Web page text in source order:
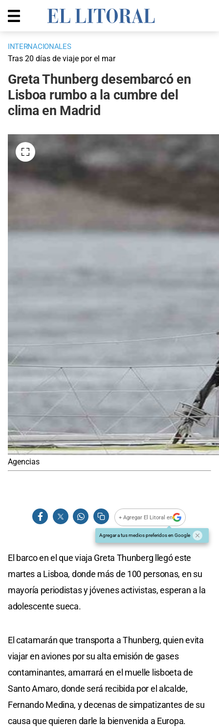
INTERNACIONALES
Tras 20 días de viaje por el mar
Greta Thunberg desembarcó en
Lisboa rumbo a la cumbre del
clima en Madrid
Agencias
+ Agregar El Litoral en
Agregar a tus medios preferidos en Google
El barco en el que viaja Greta Thunberg llegó este
martes a Lisboa, donde más de 100 personas, en su
mayoría periodistas y jóvenes activistas, esperan a la
adolescente sueca.
El catamarán que transporta a Thunberg, quien evita
viajar en aviones por su alta emisión de gases
contaminantes, amarrará en el muelle lisboeta de
Santo Amaro, donde será recibida por el alcalde,
Fernando Medina, y decenas de simpatizantes de su
causa que quieren darle la bienvenida a Europa.